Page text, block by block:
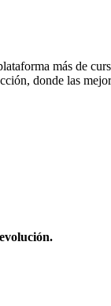
más de
donde las